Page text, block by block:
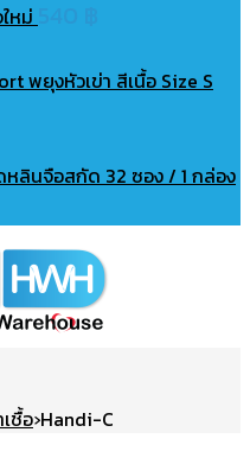
หม่
พยุงหัวเข่า สีเนื้อ Size S
ลินจือสกัด 32 ซอง / 1 กล่อง
ชื้อ›Handi-C